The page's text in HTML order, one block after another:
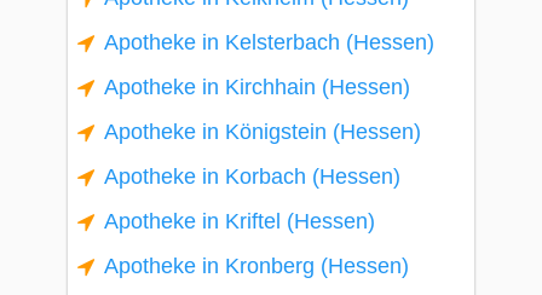
Apotheke in Kelsterbach (Hessen)
Apotheke in Kirchhain (Hessen)
Apotheke in Königstein (Hessen)
Apotheke in Korbach (Hessen)
Apotheke in Kriftel (Hessen)
Apotheke in Kronberg (Hessen)